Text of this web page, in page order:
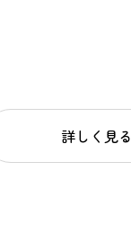
詳しく見る